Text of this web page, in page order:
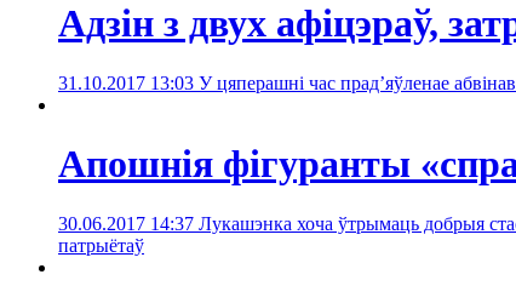
Адзін з двух афіцэраў,
31.10.2017 13:03 У цяперашні час прад’яўленае
Апошнія фігуранты
30.06.2017 14:37 Лукашэнка хоча ўтрымаць добрыя
патрыётаў